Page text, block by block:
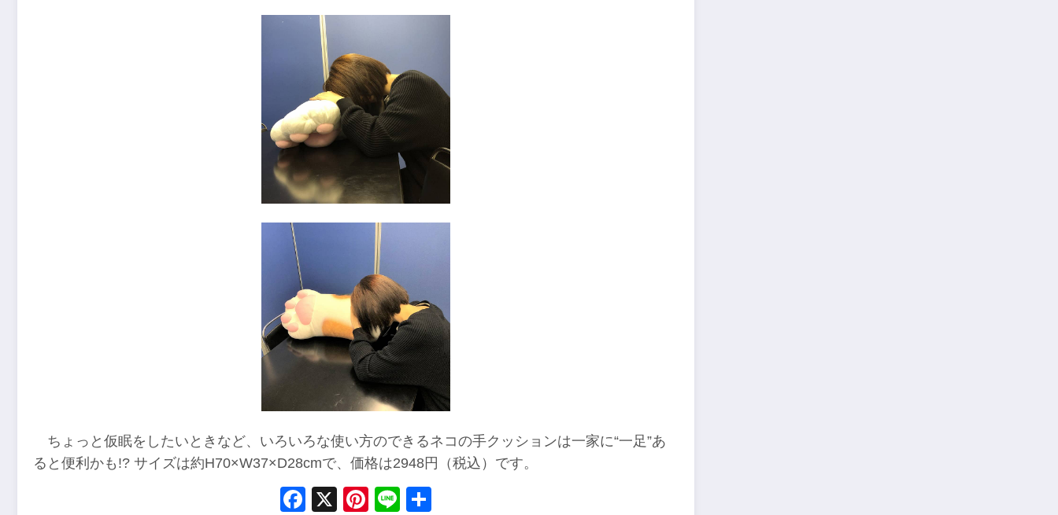
ちょっと仮眠をしたいときなど、いろいろな使い方のできるネコの手クッションは一家に“一足”あ
ると便利かも!? サイズは約H70×W37×D28cmで、価格は2948円（税込）です。
Facebook
X Pinterest
Line